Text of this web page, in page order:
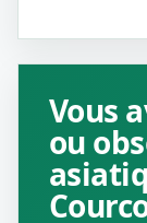
Vous
ou